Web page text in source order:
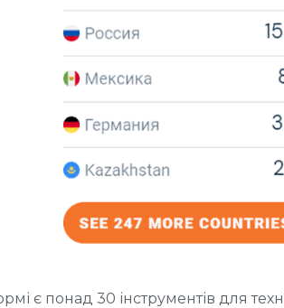
є понад 30 інструментів для